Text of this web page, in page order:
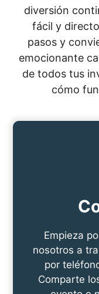
diversión
fácil y
pasos y
emocionante
de todos tus
cómo
Empieza
nosotros a
por
Comparte